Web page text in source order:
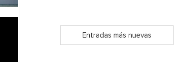
Entradas más nuevas